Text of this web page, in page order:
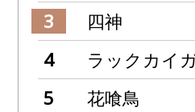
四神
ラックカイ
花喰鳥